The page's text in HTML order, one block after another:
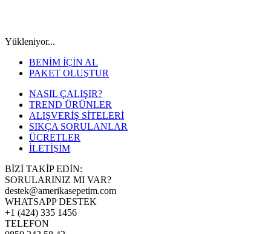
Yükleniyor...
BENİM İÇİN AL
PAKET OLUŞTUR
NASIL ÇALIŞIR?
TREND ÜRÜNLER
ALIŞVERİŞ SİTELERİ
SIKÇA SORULANLAR
ÜCRETLER
İLETİŞİM
BİZİ TAKİP EDİN:
SORULARINIZ MI VAR?
destek@amerikasepetim.com
WHATSAPP DESTEK
+1 (424) 335 1456
TELEFON